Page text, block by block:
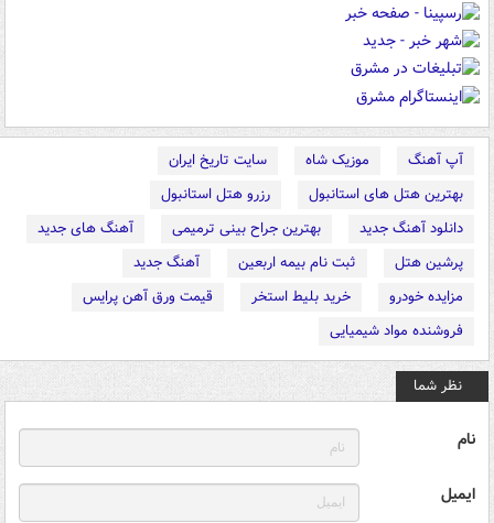
آپ آهنگ موزیک شاه
سایت تاریخ ایران
بهترین هتل های استانبول
رزرو هتل استانبول
دانلود آهنگ جدید
بهترین جراح بینی ترمیمی
آهنگ های جدید
پرشین هتل
ثبت نام بیمه اربعین
آهنگ جدید
مزایده خودرو
خرید بلیط استخر
قیمت ورق آهن پرایس
فروشنده مواد شیمیایی
نظر شما
نام
ایمیل